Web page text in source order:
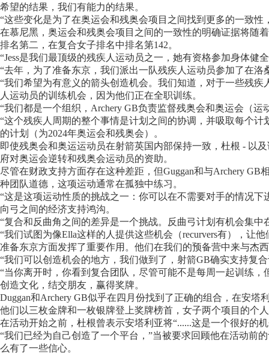
希望的结果，我们有能力的结果。
“这些变化是为了在奥运会和残奥会项目之间找到更多的一致
在慕尼黑，奥运会和残奥会项目之间的一致性的明确证据将随
排名第二，在复合女子排名中排名第142。
“Jess是我们最顶级的残疾人运动员之一，她有资格参加身体健
“去年，为了准备东京，我们派出一队残疾人运动员参加了在
“我们希望为有意义的箭头创造机会。我们知道，对于一些残
人运动员的训练机会，因为他们正在全职训练。
“我们都是一个组织，Archery GB负责监督残奥会和奥运会（
“这个残疾人周期的整个事情是计划之间的协调，并吸取每个
的计划（为2024年奥运会和残奥会）。
即使残奥会和奥运运动员在射箭英国内部保持一致，杜根 - 以
府对奥运会逆转和残奥会运动员的资助。
尽管在财政支持方面存在这种差距，但Guggan和与Archery
种团队道德，这项运动通常在孤独中练习。
“这是这项运动性质的挑战之一：你可以在不需要对手的情况
向弓之间的经济支持鸿沟。
“复合和反曲角之间的差异是一个挑战。反曲弓计划有机会集中
“我们试图为像Ella这样的人提供这些机会（recurvers有），让
准备东京方面发挥了重要作用。他们在我们的预备营中来与杰
“我们可以创造机会的地方，我们做到了，射箭GB确实支持复
“当你离开时，你看到复合团队，尽管可能不是每周一起训练
创造文化，结交朋友，赢得奖牌。
Duggan和Archery GB似乎在四月份找到了正确的组合，在安
他们以三枚金牌和一枚银牌登上奖牌榜首，女子两个项目的个
在活动开始之前，杜根曾表示安塔利亚将“......这是一个很好的
“我们已经为自己创造了一个平台，”当被要求回顾他在活动前
么有了一些信心。